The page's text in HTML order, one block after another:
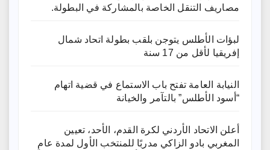
مصاريف التنقل الخاصة بالمشاركة في البطولة.
لبؤات الأطلس يتوجن بلقب بطولة اتحاد شمال
إفريقيا لأقل من 17 سنة
النيابة العامة تفتح باب الاستماع في قضية اتهام
“أسود الأطلس” بالتآمر والخيانة
أعلن الاتحاد الأردني لكرة القدم، الأحد، تعيين
المغربي بادو الزاكي مدربًا للمنتخب الأول لمدة عامٍ